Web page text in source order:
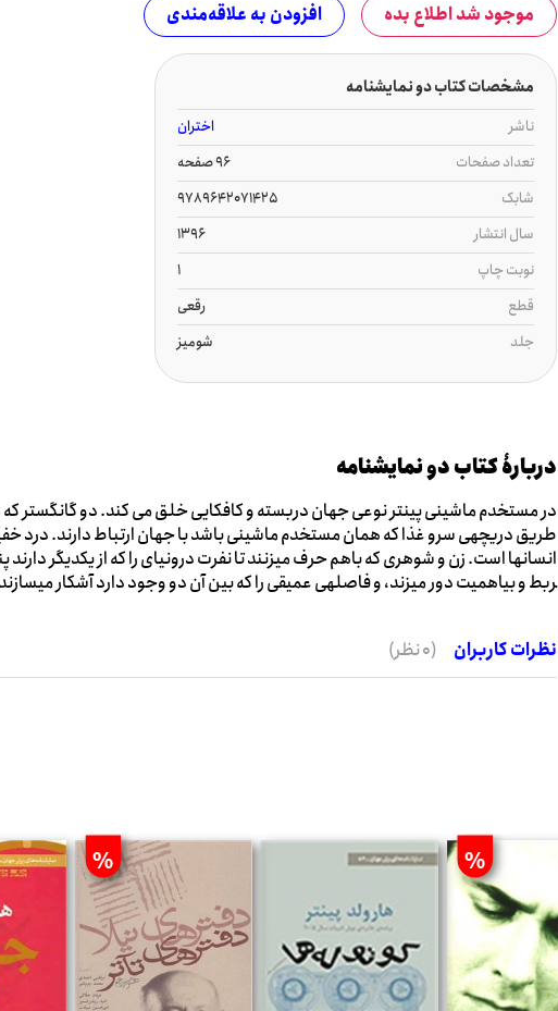
موجود شد اطلاع بده افزودن به علاقه‌مندی
مشخصات کتاب دو نمایشنامه
ناشر
اختران
تعداد صفحات
96 صفحه
شابک
9789642071425
سال انتشار
1396
نوبت چاپ
1
قطع
رقعی
جلد
شومیز
دربارۀ کتاب دو نمایشنامه
در مستخدم ماشینی پینتر نوعی جهان دربسته و کافکایی خلق می کند. دو گانگستر که
طریق دریچه­ی سرو غذا که همان مستخدم ماشینی باشد با جهان ارتباط دارند. درد
ربط و بی­اهمیت دور می­زند، و فاصله­ی عمیقی را که بین آن دو وجود دارد آشکار
نظرات کاربران (0 نظر)
%
%